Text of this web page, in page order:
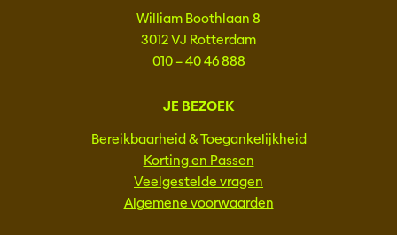
William Boothlaan 8
3012 VJ Rotterdam
010 – 40 46 888
JE BEZOEK
Bereikbaarheid & Toegankelijkheid
Korting en Passen
Veelgestelde vragen
Algemene voorwaarden